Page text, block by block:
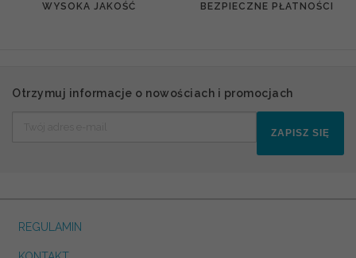
WYSOKA JAKOŚĆ BEZPIECZNE PŁATNOŚCI
Otrzymuj informacje o nowościach i promocjach
ZAPISZ SIĘ
REGULAMIN